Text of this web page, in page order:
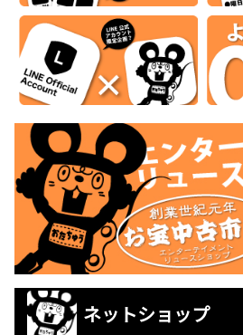
ネットショップ